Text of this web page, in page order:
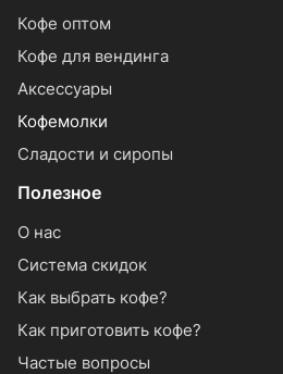
Кофе оптом
Кофе для вендинга
Аксессуары
Кофемолки
Сладости и сиропы
Полезное
О нас
Система скидок
Как выбрать кофе?
Как приготовить кофе?
Частые вопросы